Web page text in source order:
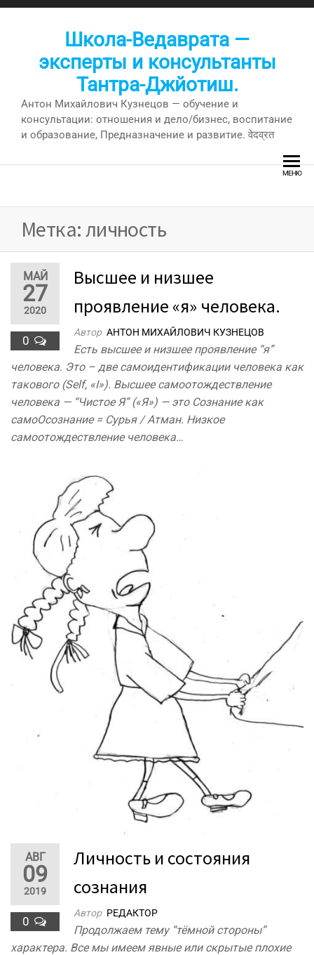
Перейти
Школа-Ведаврата —
эксперты и консультанты
Тантра-Джйотиш.
Антон Михайлович Кузнецов — обучение и
консультации: отношения и дело/бизнес, воспитание
и образование, Предназначение и развитие. वेदव्रत
МЕНЮ
Метка:личность
МАЙ
27
2020
0
Высшее и низшее
проявление «я» человека.
Автор АНТОН МИХАЙЛОВИЧ КУЗНЕЦОВ
Есть высшее и низшее проявление “я”
человека. Это – две самоидентификации человека как
такового (Self, «I»). Высшее самоотождествление
человека — “Чистое Я” («Я») — это Сознание как
самоОсознание = Сурья / Атман. Низкое
самоотождествление человека…
АВГ
09
2019
0
Личность и состояния
сознания
Автор РЕДАКТОР
Продолжаем тему “тёмной стороны”
характера. Все мы имеем явные или скрытые плохие